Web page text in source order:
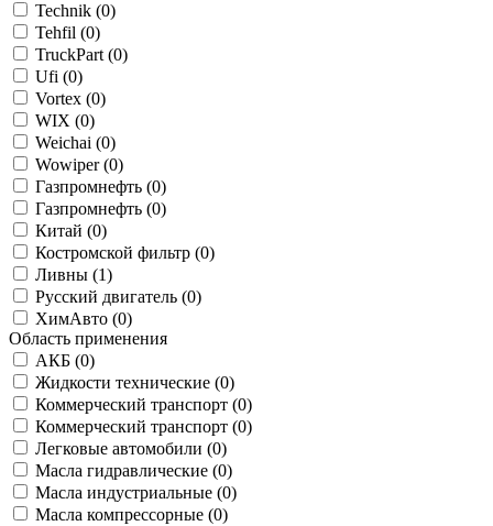
Technik (0)
Tehfil (0)
TruckPart (0)
Ufi (0)
Vortex (0)
WIX (0)
Weichai (0)
Wowiper (0)
Газпромнефть (0)
Газпромнефть (0)
Китай (0)
Костромской фильтр (0)
Ливны (1)
Русский двигатель (0)
ХимАвто (0)
Область применения
АКБ (0)
Жидкости технические (0)
Коммерческий транспорт (0)
Коммерческий транспорт (0)
Легковые автомобили (0)
Масла гидравлические (0)
Масла индустриальные (0)
Масла компрессорные (0)